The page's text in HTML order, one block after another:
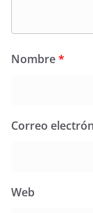
Nombre*
Correo
Web